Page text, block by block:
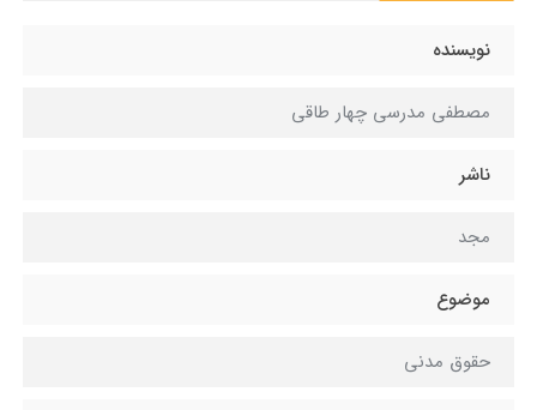
نویسنده
مصطفی مدرسی چهار طاقی
ناشر
مجد
موضوع
حقوق مدنی